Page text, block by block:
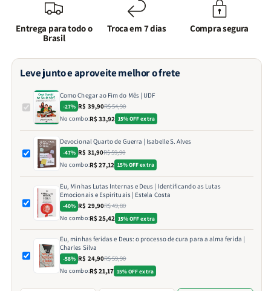
Entrega para todo o
Brasil
Troca em 7 dias Compra segura
Leve junto e aproveite melhor o frete
Como Chegar ao Fim do Mês | UDF
-27% R$ 39,90R$ 54,90
No combo:R$ 33,92 15% OFF extra
Devocional Quarto de Guerra | Isabelle S. Alves
-47% R$ 31,90R$ 59,90
No combo:R$ 27,12 15% OFF extra
Eu, Minhas Lutas Internas e Deus | Identificando as Lutas
Emocionais e Espirituais | Estela Costa
-40% R$ 29,90R$ 49,80
No combo:R$ 25,42 15% OFF extra
Eu, minhas feridas e Deus: o processo de cura para a alma ferida |
Charles Silva
-58% R$ 24,90R$ 59,90
No combo:R$ 21,17 15% OFF extra